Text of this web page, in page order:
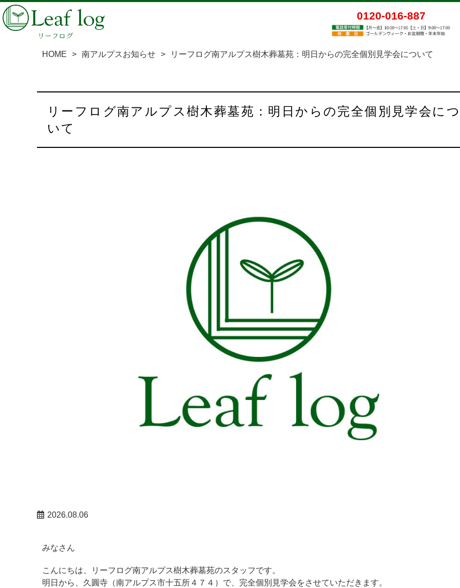
0120-016-887
HOME > 南アルプスお知らせ > リーフログ南アルプス樹木葬墓苑：明日からの完全個別見学会について
リーフログ南アルプス樹木葬墓苑：明日からの完全個別見学会につ
いて
2026.08.06
みなさん
こんにちは、リーフログ南アルプス樹木葬墓苑のスタッフです。
明日から、久圓寺（南アルプス市十五所４７４）で、完全個別見学会をさせていただきます。